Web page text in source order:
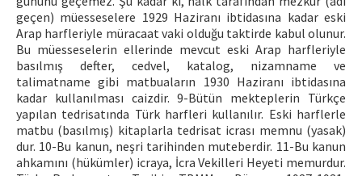
geçen) müesseselere 1929 Haziranı ibtidasına kadar eski
Arap harfleriyle müracaat vaki olduğu taktirde kabul olunur.
Bu müesseselerin ellerinde mevcut eski Arap harfleriyle
basılmış defter, cedvel, katalog, nizamname ve
talimatname gibi matbuaların 1930 Haziranı ibtidasına
kadar kullanılması caizdir. 9-Bütün mekteplerin Türkçe
yapılan tedrisatında Türk harfleri kullanılır. Eski harflerle
matbu (basılmış) kitaplarla tedrisat icrası memnu (yasak)
dur. 10-Bu kanun, neşri tarihinden muteberdir. 11-Bu kanun
ahkamını (hükümler) icraya, İcra Vekilleri Heyeti memurdur.